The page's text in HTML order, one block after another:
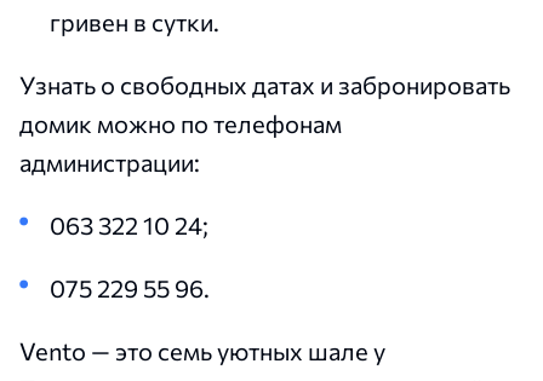
гривен в сутки.
Узнать о свободных датах и забронировать
домик можно по телефонам
администрации:
063 322 10 24;
075 229 55 96.
Vento — это семь уютных шале у